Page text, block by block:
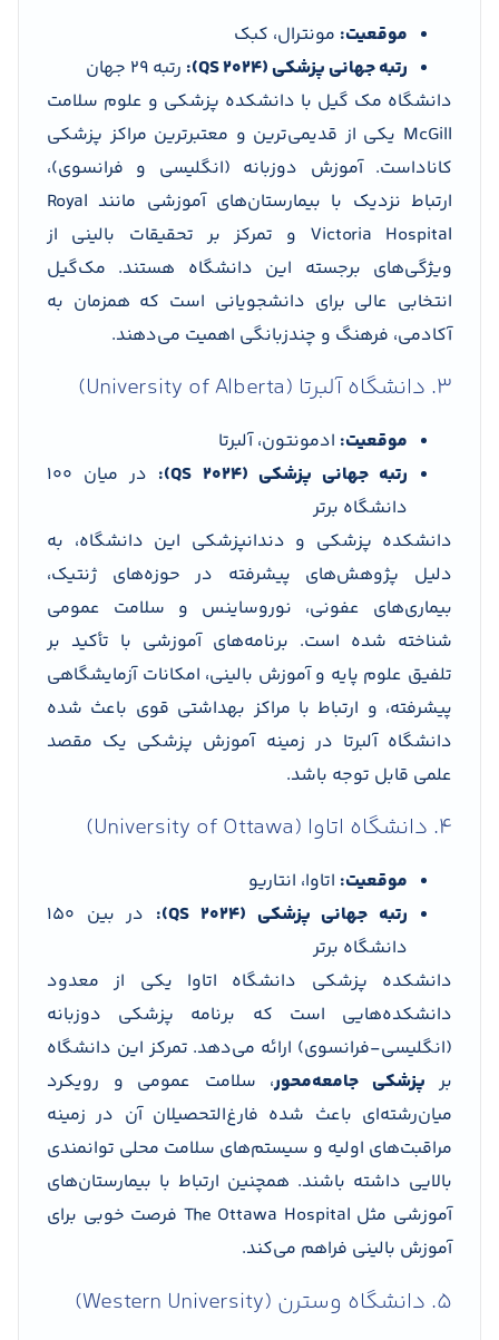
موقعیت: مونترال، کبک
رتبه جهانی پزشکی (QS 2024):
رتبه 29 جهان
دانشگاه مک گیل با دانشکده پزشکی و علوم سلامت
McGill یکی از قدیمی‌ترین و معتبرترین مراکز پزشکی
کاناداست. آموزش دو‌زبانه (انگلیسی و فرانسوی)،
ارتباط نزدیک با بیمارستان‌های آموزشی مانند Royal
Victoria Hospital و تمرکز بر تحقیقات بالینی از
ویژگی‌های برجسته این دانشگاه هستند. مک‌گیل
انتخابی عالی برای دانشجویانی است که همزمان به
آکادمی، فرهنگ و چندزبانگی اهمیت می‌دهند.
3. دانشگاه آلبرتا (University of Alberta)
موقعیت: ادمونتون، آلبرتا
رتبه جهانی پزشکی (QS 2024):
در میان 100
دانشگاه برتر
دانشکده پزشکی و دندانپزشکی این دانشگاه، به
دلیل پژوهش‌های پیشرفته در حوزه‌های ژنتیک،
بیماری‌های عفونی، نوروساینس و سلامت عمومی
شناخته شده است. برنامه‌های آموزشی با تأکید بر
تلفیق علوم پایه و آموزش بالینی، امکانات آزمایشگاهی
پیشرفته، و ارتباط با مراکز بهداشتی قوی باعث شده
دانشگاه آلبرتا در زمینه آموزش پزشکی یک مقصد
علمی قابل توجه باشد.
4. دانشگاه اتاوا (University of Ottawa)
موقعیت: اتاوا، انتاریو
رتبه جهانی پزشکی (QS 2024):
در بین 150
دانشگاه برتر
دانشکده پزشکی دانشگاه اتاوا یکی از معدود
دانشکده‌هایی است که برنامه پزشکی دو‌زبانه
(انگلیسی-فرانسوی) ارائه می‌دهد. تمرکز این دانشگاه
بر پزشکی جامعه‌محور، سلامت عمومی و رویکرد
میان‌رشته‌ای باعث شده فارغ‌التحصیلان آن در زمینه
مراقبت‌های اولیه و سیستم‌های سلامت محلی توانمندی
بالایی داشته باشند. همچنین ارتباط با بیمارستان‌های
آموزشی مثل The Ottawa Hospital فرصت خوبی برای
آموزش بالینی فراهم می‌کند.
5. دانشگاه وسترن (Western University)